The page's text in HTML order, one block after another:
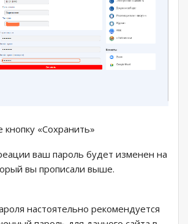
«Cохранить»
ваш пароль будет изменен на
вы прописали выше.
настоятельно рекомендуется